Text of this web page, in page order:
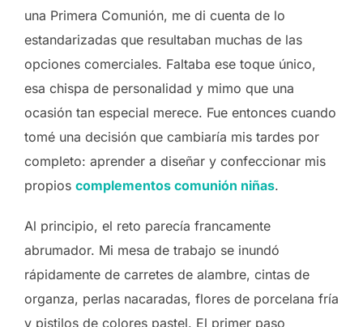
una Primera Comunión, me di cuenta de lo
estandarizadas que resultaban muchas de las
opciones comerciales. Faltaba ese toque único,
esa chispa de personalidad y mimo que una
ocasión tan especial merece. Fue entonces cuando
tomé una decisión que cambiaría mis tardes por
completo: aprender a diseñar y confeccionar mis
propios complementos comunión niñas.
Al principio, el reto parecía francamente
abrumador. Mi mesa de trabajo se inundó
rápidamente de carretes de alambre, cintas de
organza, perlas nacaradas, flores de porcelana fría
y pistilos de colores pastel. El primer paso